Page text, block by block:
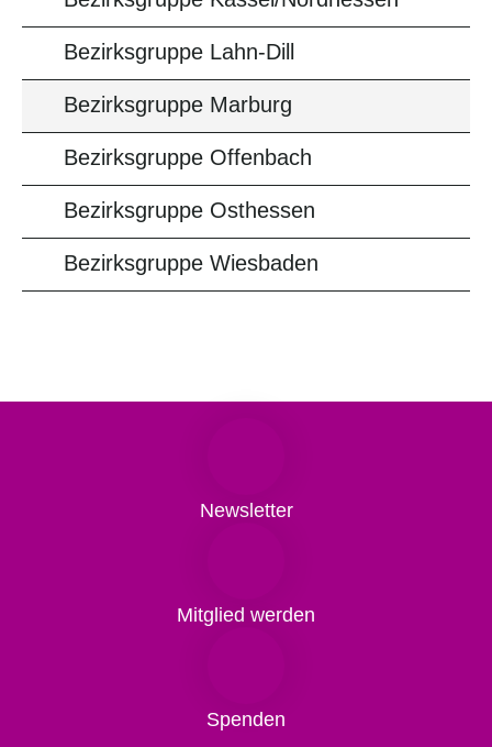
Bezirksgruppe Lahn-Dill
Bezirksgruppe Marburg
Bezirksgruppe Offenbach
Bezirksgruppe Osthessen
Bezirksgruppe Wiesbaden
Newsletter
Mitglied werden
Spenden